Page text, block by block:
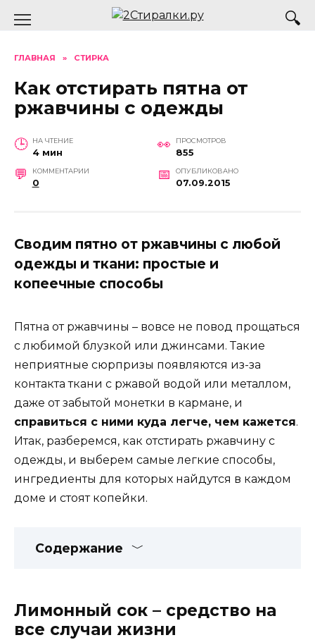
ГЛАВНАЯ » СТИРКА
Как отстирать пятна от
ржавчины с одежды
НА ЧТЕНИЕ
4 мин
ПРОСМОТРОВ
855
КОММЕНТАРИИ
0
ОПУБЛИКОВАНО
07.09.2015
Сводим пятно от ржавчины с любой
одежды и ткани: простые и
копеечные способы
Пятна от ржавчины – вовсе не повод прощаться
с любимой блузкой или джинсами. Такие
неприятные сюрпризы появляются из-за
контакта ткани с ржавой водой или металлом,
даже от забытой монетки в кармане, и
справиться с ними куда легче, чем кажется.
Итак, разберемся, как отстирать ржавчину с
одежды, и выберем самые легкие способы,
ингредиенты для которых найдутся в каждом
доме и стоят копейки.
Содержание
Лимонный сок – средство на
все случаи жизни